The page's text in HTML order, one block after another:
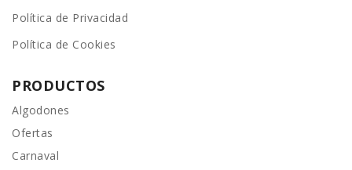
Política de Privacidad
Política de Cookies
PRODUCTOS
Algodones
Ofertas
Carnaval